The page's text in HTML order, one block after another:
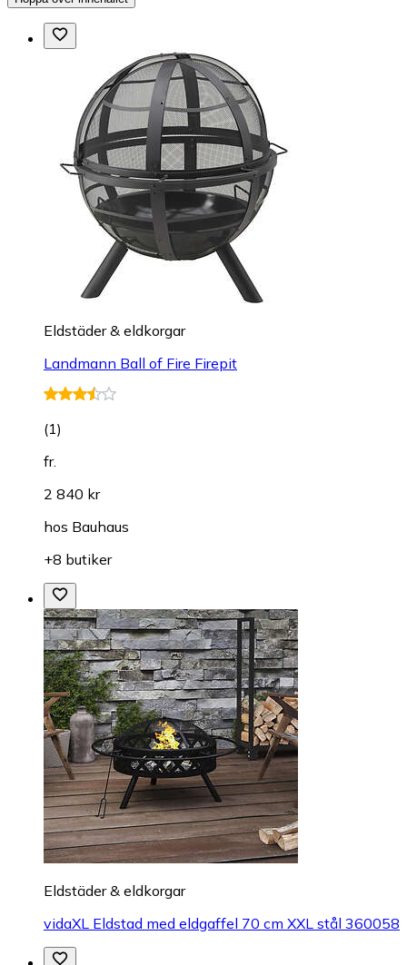
Eldstäder & eldkorgar
Landmann Ball of Fire Firepit
(1)
fr.
2 840 kr
hos Bauhaus
+8 butiker
Eldstäder & eldkorgar
vidaXL Eldstad med eldgaffel 70 cm XXL stål 360058